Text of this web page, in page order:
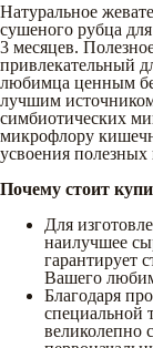
Натуральное
сушеного рубца
3 месяцев.
привлекательный
любимца ценным
лучшим
симбиотических
микрофлору
усвоения
Почему стоит
Для
наилучшее
гарантирует
Вашего
Благодаря
специальной
великолепно